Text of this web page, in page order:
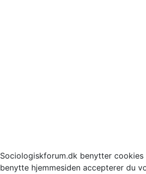
Sociologiskforum.dk benytter
benytte hjemmesiden accepterer du